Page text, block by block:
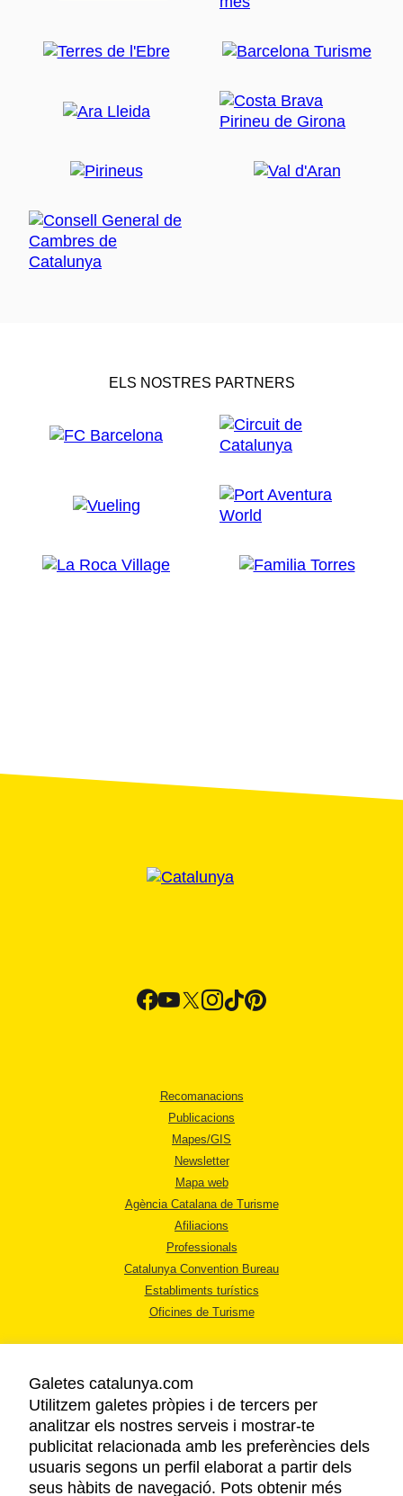
ELS NOSTRES PARTNERS
Recomanacions
Publicacions
Mapes/GIS
Newsletter
Mapa web
Agència Catalana de Turisme
Afiliacions
Professionals
Catalunya Convention Bureau
Establiments turístics
Oficines de Turisme
AVÍS LEGAL
POLÍTICA DE PRIVACITAT
COOKIES
Galetes catalunya.com
Utilitzem galetes pròpies i de tercers per
analitzar els nostres serveis i mostrar-te
publicitat relacionada amb les preferències dels
usuaris segons un perfil elaborat a partir dels
seus hàbits de navegació. Pots obtenir més